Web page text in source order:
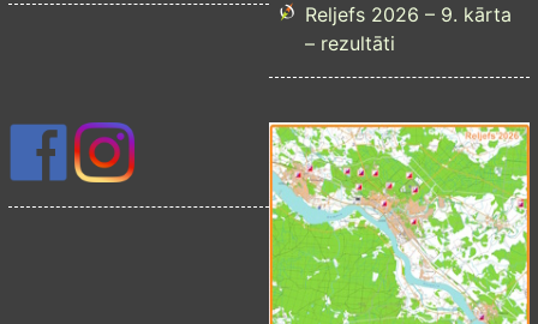
Reljefs 2026 – 9. kārta
– rezultāti